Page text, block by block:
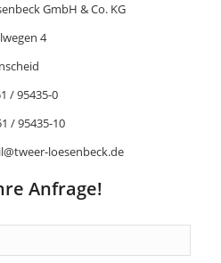
GmbH & Co. KG
4
/ 95435-0
/ 95435-10
loesenbeck.de
Anfrage!